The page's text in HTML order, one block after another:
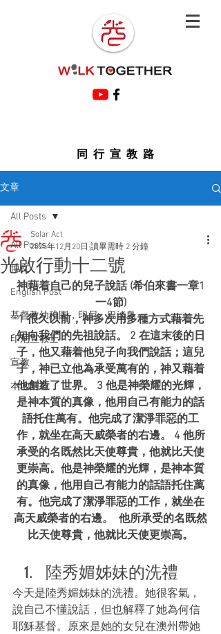
同行宣教路
文章
All Posts
博文
English Post
基督教幼稚園，印尼，巴淡島
印尼宣教士
宣教
本地宣教
All Posts
光啟行動十二號
Solar Act
2025年12月20日 讀畢需時 2 分鐘
神藉着自己的兒子說話 (希伯來書一章1
一4節)
1 很久以前，神多次用多種方式藉着先
知向我們的先祖說話。 2 在這末後的日
子，他又藉着他兒子向我們說話；這兒
子，神已立他為承受萬有的，神又藉着
他創造了世界。 3 他是神榮耀的光輝，
是神本質的真像，他用自己有能力的話
語托住萬有。他完成了潔淨罪惡的工
作，就坐在高天威榮者的右邊。 4 他所
承受的名既然比天使尊貴，他就比天使
更崇高。他是神榮耀的光輝，是神本質
的真像，他用自己有能力的話語托住萬
有。他完成了潔淨罪惡的工作，就坐在
高天威榮者的右邊。  他所承受的名既然
比天使尊貴，他就比天使更崇高。
陸秀媚姊妹的洗禮
今天是陸秀媚姊妹的洗禮。她很客氣，
說自己不懂說話，但也解釋了她為何信
耶穌基督。原來是她的女兒在澳州帶她